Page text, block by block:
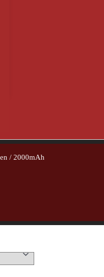
/ 2000mAh